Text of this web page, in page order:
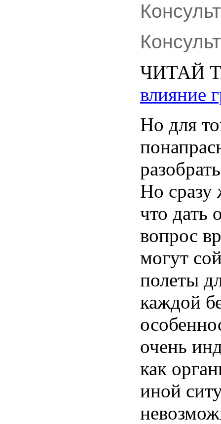
ЧИТАЙ
влияние
Но для
Но сразу
что дать
вопрос
могут
полеты
каждой
очень
как
иной